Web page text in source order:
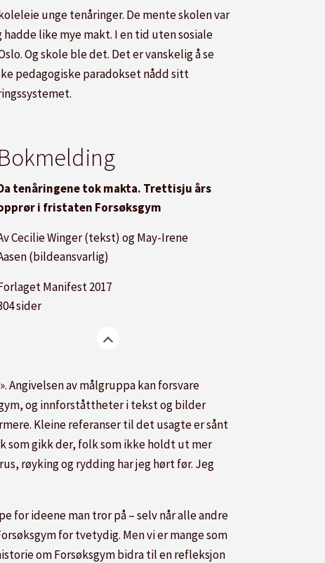
unge tenåringer. De mente skolen var
like mye makt. I en tid uten sosiale
Og skole ble det. Det er vanskelig å se
pedagogiske paradokset nådd sitt
Bokmelding
tenåringene tok makta. Trettisju års
i fristaten Forsøksgym
Cecilie Winger (tekst) og May-Irene
(bildeansvarlig)
Manifest 2017
sider
Angivelsen av målgruppa kan forsvare
og innforståttheter i tekst og bilder
Kleine referanser til det usagte er sånt
som gikk der, folk som ikke holdt ut mer
røyking og rydding har jeg hørt før. Jeg
for ideene man tror på – selv når alle andre
for tvetydig. Men vi er mange som
om Forsøksgym bidra til en refleksjon